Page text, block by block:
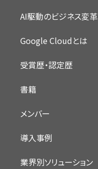
AI駆動のビジネス変革
Google Cloudとは
受賞歴・認定歴
書籍
メンバー
導入事例
業界別ソリューション